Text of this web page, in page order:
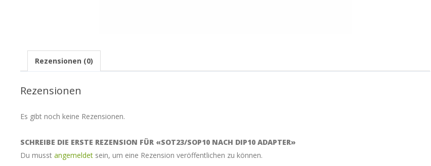
Rezensionen (0)
Rezensionen
Es gibt noch keine Rezensionen.
SCHREIBE DIE ERSTE REZENSION FÜR «SOT23/SOP10 NACH DIP10 ADAPTER»
Du musst angemeldet sein, um eine Rezension veröffentlichen zu können.